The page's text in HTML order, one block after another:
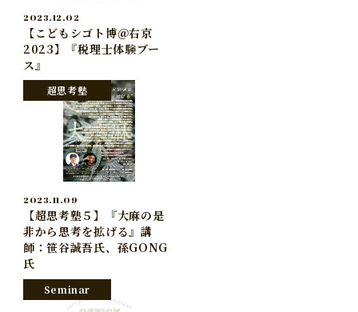
2023.12.02
【こどもシゴト博＠右京
2023】『税理士体験ブー
ス』
超思考塾
2023.11.09
【超思考塾５】『大麻の是
非から思考を拡げる』講
師：笹谷誠吾氏、孫GONG
氏
Seminar